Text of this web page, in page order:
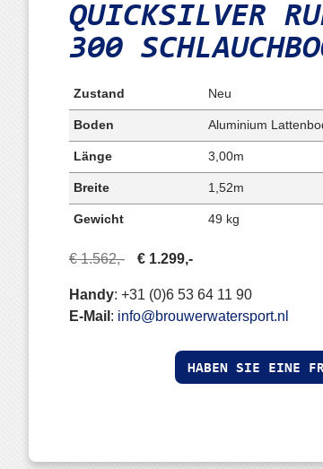
QUICKSILVER
300
Zustand Neu
Boden Aluminium
Länge 3,00m
Breite 1,52m
Gewicht 49 kg
€ 1.562,- € 1.299,-
Handy: +31 (0)6 53 64 11 90
E-Mail : info@brouwerwatersport.nl
HABEN SIE EINE